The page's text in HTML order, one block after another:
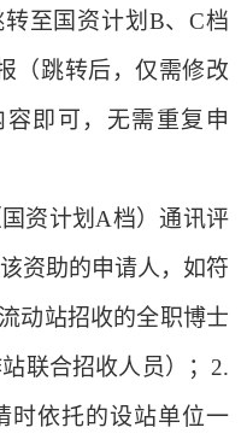
至国资计划B、C档
（跳转后，仅需修改
即可，无需重复申
资计划 A档）通讯评
该资助的申请人，如符
动站招收的全职博士
联合招收人员）；2.
时依托的设站单位一